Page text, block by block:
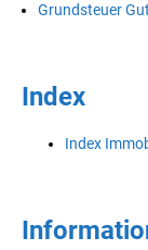
Grundsteuer
Index
Index